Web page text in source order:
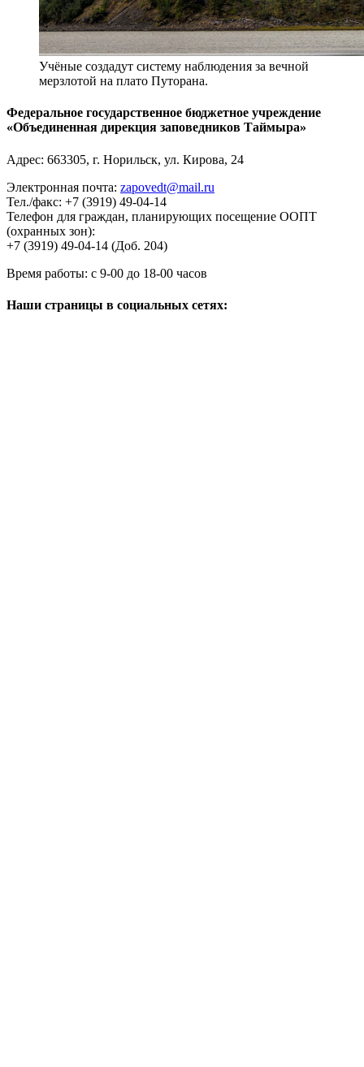
мерзлотой на плато Путорана.
«Объединенная дирекция заповедников Таймыра»
Адрес:663305, г.Норильск,ул. Кирова, 24
Электронная почта:zapovedt@mail.ru
Тел./факс:+7 (3919) 49-04-14
Телефон для граждан, планирующих посещение ООПТ
+7 (3919) 49-04-14 (Доб. 204)
Время работы:с 9-00 до 18-00 часов